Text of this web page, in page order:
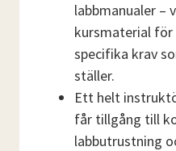
labbmanualer –
kursmaterial
specifika krav
ställer.
Ett helt
får tillgång till
labbutrustning